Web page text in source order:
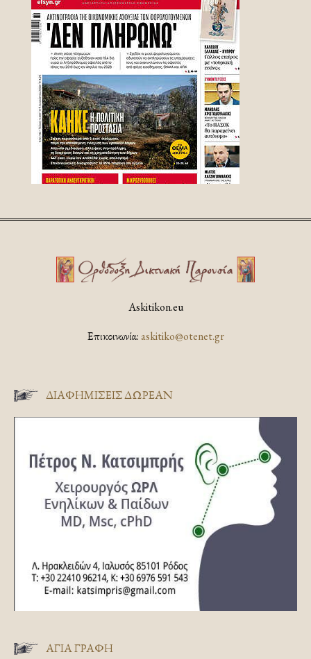
Askitikon.eu
Επικοινωνία:askitiko@otenet.gr
ΔΙΑΦΗΜΊΣΕΙΣ ΔΩΡΕΆΝ
ΑΓΊΑ ΓΡΑΦΉ